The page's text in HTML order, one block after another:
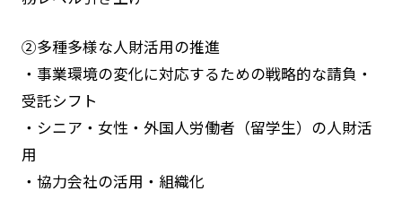
②多種多様な人財活用の推進
・事業環境の変化に対応するための戦略的な請負・
受託シフト
・シニア・女性・外国人労働者（留学生）の人財活
用
・協力会社の活用・組織化